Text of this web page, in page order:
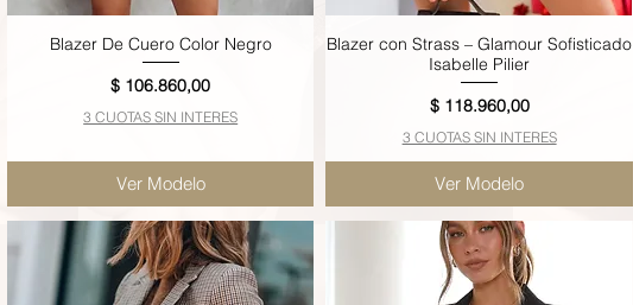
Vista rápida
Blazer De Cuero Color Negro
Precio
$ 106.860,00
3 CUOTAS SIN INTERES
Ver Modelo
Vista rápida
Blazer con Strass – Glamour Sofisticado
Isabelle Pilier
Precio
$ 118.960,00
3 CUOTAS SIN INTERES
Ver Modelo